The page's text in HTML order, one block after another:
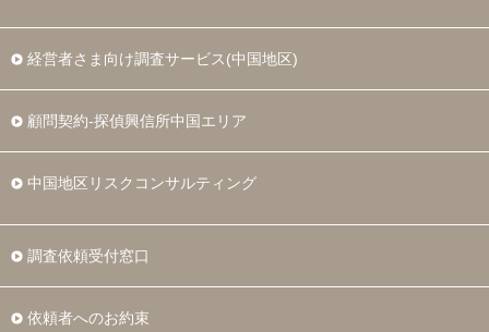
経営者さま向け調査サービス(中国地区)
顧問契約-探偵興信所中国エリア
中国地区リスクコンサルティング
調査依頼受付窓口
依頼者へのお約束